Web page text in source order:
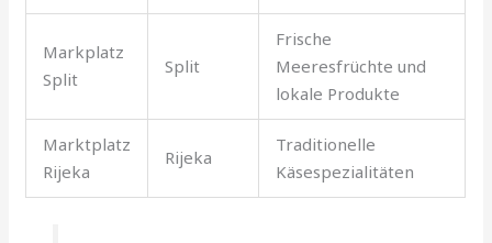
Markplatz
Split
Split
Frische
Meeresfrüchte und
lokale Produkte
Marktplatz
Rijeka
Rijeka
Traditionelle
Käsespezialitäten